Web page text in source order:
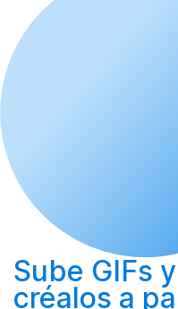
Sube GIFs
créalos a